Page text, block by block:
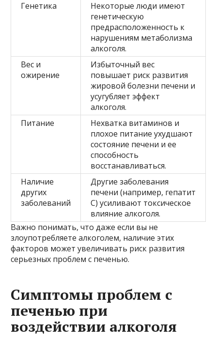
Генетика
Некоторые люди имеют
генетическую
предрасположенность к
нарушениям метаболизма
алкоголя.
Вес и
ожирение
Избыточный вес
повышает риск развития
жировой болезни печени и
усугубляет эффект
алкоголя.
Питание
Нехватка витаминов и
плохое питание ухудшают
состояние печени и ее
способность
восстанавливаться.
Наличие
других
заболеваний
Другие заболевания
печени (например, гепатит
C) усиливают токсическое
влияние алкоголя.
Важно понимать, что даже если вы не
злоупотребляете алкоголем, наличие этих
факторов может увеличивать риск развития
серьезных проблем с печенью.
Симптомы проблем с
печенью при
воздействии алкоголя